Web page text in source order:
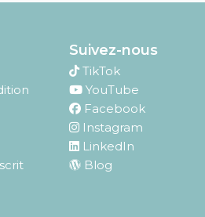
Suivez-nous
TikTok
YouTube
Facebook
Instagram
LinkedIn
Blog